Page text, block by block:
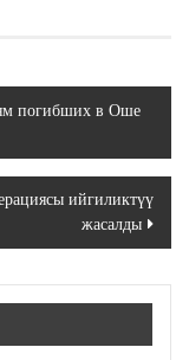
погибших в Оше
ийгиликтүү
жасалды